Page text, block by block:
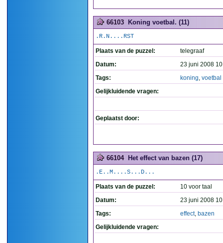
66103 Koning voetbal. (11)
.R.N....RST
Plaats van de puzzel:
telegraaf
Datum:
23 juni 2008
Tags:
koning, voetbal
Gelijkluidende vragen:
Geplaatst door:
66104 Het effect van bazen (17)
.E..M....S...D...
Plaats van de puzzel:
10 voor taal
Datum:
23 juni 2008
Tags:
effect, bazen
Gelijkluidende vragen: